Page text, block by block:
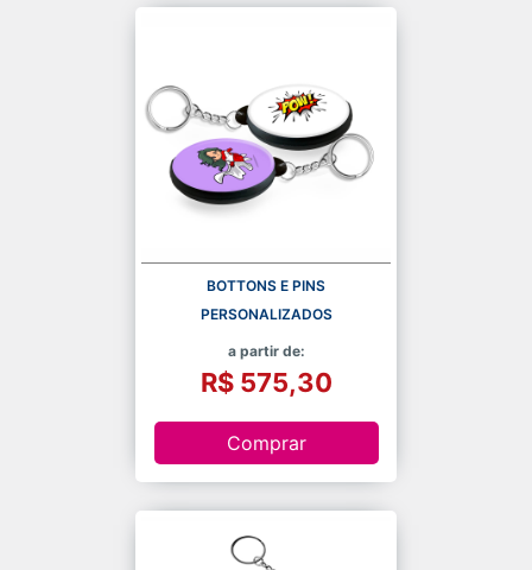
BOTTONS E PINS
PERSONALIZADOS
a partir de:
R$ 575,30
Comprar